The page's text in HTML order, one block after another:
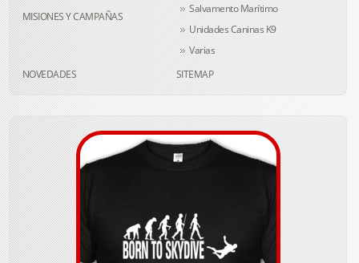
MISIONES Y CAMPAÑAS
Salvamento Marítimo
Unidades Caninas K9
Varias
NOVEDADES
SITEMAP